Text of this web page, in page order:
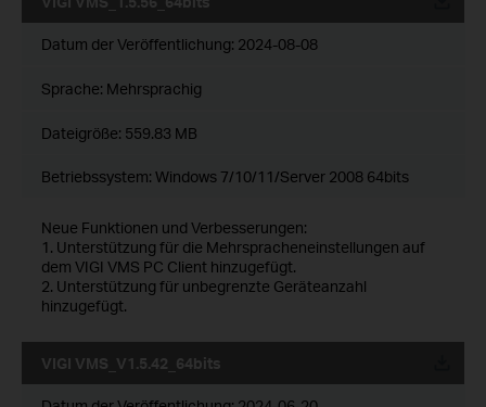
Datum der Veröffentlichung: 2024-08-08
Sprache: Mehrsprachig
Dateigröße: 559.83 MB
Betriebssystem: Windows 7/10/11/Server 2008 64bits
Neue Funktionen und Verbesserungen:
1. Unterstützung für die Mehrspracheneinstellungen auf
dem VIGI VMS PC Client hinzugefügt.
2. Unterstützung für unbegrenzte Geräteanzahl
hinzugefügt.
VIGI VMS_V1.5.42_64bits